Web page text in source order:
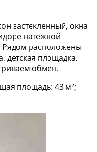
застекленный, окна
натежной
Рядом расположены
детская площадка,
обмен.
площадь: 43 м²;